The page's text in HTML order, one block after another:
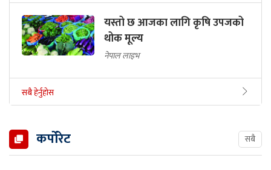
यस्तो छ आजका लागि कृषि उपजको
थोक मूल्य
नेपाल लाइभ
सबै हेर्नुहोस
कर्पोरेट सबै